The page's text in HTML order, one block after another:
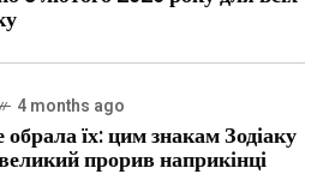
4 months ago
їх: цим знакам Зодіаку
прорив наприкінці